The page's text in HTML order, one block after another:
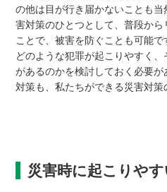
の他は目が行き届かないことも
害対策のひとつとして、普段か
ことで、被害を防ぐことも可能
どのような犯罪が起こりやすく
があるのかを検討しておく必要
対策も、私たちができる災害対策
災害時に起こりや